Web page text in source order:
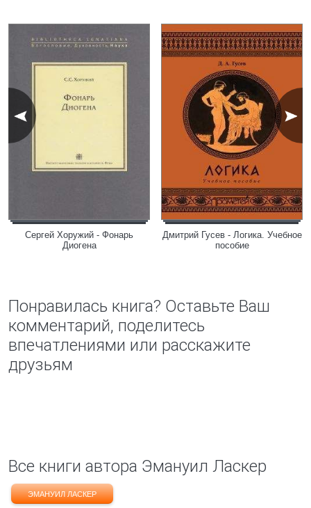
Сергей Хоружий - Фонарь
Диогена
Дмитрий Гусев - Логика. Учебное
пособие
Понравилась книга? Оставьте Ваш
комментарий, поделитесь
впечатлениями или расскажите
друзьям
Все книги автора Эмануил Ласкер
ЭМАНУИЛ ЛАСКЕР